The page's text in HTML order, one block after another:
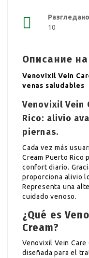
Разгледано
10
Описание
Venovixil Vein
venas saludables
Venovixil Vein
Rico: alivio
piernas.
Cada vez más
Cream Puerto Rico
confort diario.
proporciona alivio
Representa una
cuidado venoso.
¿Qué es
Cream?
Venovixil Vein Care
diseñada para el